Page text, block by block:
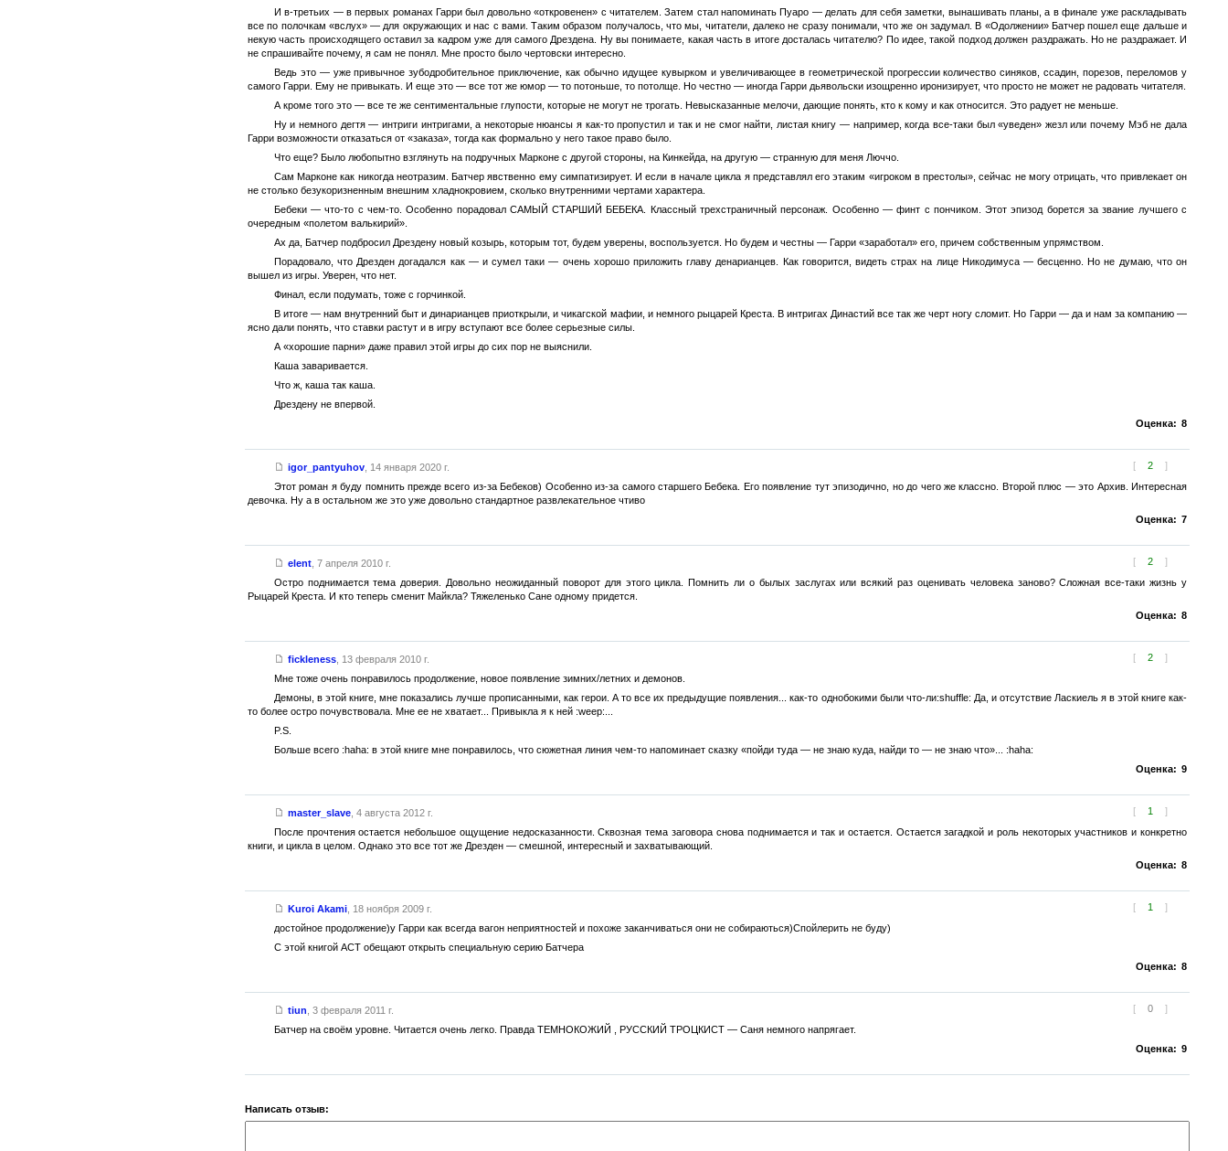
И в-третьих — в первых романах Гарри был довольно «откровенен» с читателем. Затем стал напоминать Пуаро — делать для себя заметки, вынашивать планы, а в финале уже раскладывать
все по полочкам «вслух» — для окружающих и нас с вами. Таким образом получалось, что мы, читатели, далеко не сразу понимали, что же он задумал. В «Одолжении» Батчер пошел еще дальше и
некую часть происходящего оставил за кадром уже для самого Дрездена. Ну вы понимаете, какая часть в итоге досталась читателю? По идее, такой подход должен раздражать. Но не раздражает. И
не спрашивайте почему, я сам не понял. Мне просто было чертовски интересно.
Ведь это — уже привычное зубодробительное приключение, как обычно идущее кувырком и увеличивающее в геометрической прогрессии количество синяков, ссадин, порезов, переломов у
самого Гарри. Ему не привыкать. И еще это — все тот же юмор — то потоньше, то потолще. Но честно — иногда Гарри дьявольски изощренно иронизирует, что просто не может не радовать читателя.
А кроме того это — все те же сентиментальные глупости, которые не могут не трогать. Невысказанные мелочи, дающие понять, кто к кому и как относится. Это радует не меньше.
Ну и немного дегтя — интриги интригами, а некоторые нюансы я как-то пропустил и так и не смог найти, листая книгу — например, когда все-таки был «уведен» жезл или почему Мэб не дала
Гарри возможности отказаться от «заказа», тогда как формально у него такое право было.
Что еще? Было любопытно взглянуть на подручных Марконе с другой стороны, на Кинкейда, на другую — странную для меня Люччо.
Сам Марконе как никогда неотразим. Батчер явственно ему симпатизирует. И если в начале цикла я представлял его этаким «игроком в престолы», сейчас не могу отрицать, что привлекает он
не столько безукоризненным внешним хладнокровием, сколько внутренними чертами характера.
Бебеки — что-то с чем-то. Особенно порадовал САМЫЙ СТАРШИЙ БЕБЕКА. Классный трехстраничный персонаж. Особенно — финт с пончиком. Этот эпизод борется за звание лучшего с
очередным «полетом валькирий».
Ах да, Батчер подбросил Дрездену новый козырь, которым тот, будем уверены, воспользуется. Но будем и честны — Гарри «заработал» его, причем собственным упрямством.
Порадовало, что Дрезден догадался как — и сумел таки — очень хорошо приложить главу денарианцев. Как говорится, видеть страх на лице Никодимуса — бесценно. Но не думаю, что он
вышел из игры. Уверен, что нет.
Финал, если подумать, тоже с горчинкой.
В итоге — нам внутренний быт и динарианцев приоткрыли, и чикагской мафии, и немного рыцарей Креста. В интригах Династий все так же черт ногу сломит. Но Гарри — да и нам за компанию —
ясно дали понять, что ставки растут и в игру вступают все более серьезные силы.
А «хорошие парни» даже правил этой игры до сих пор не выяснили.
Каша заваривается.
Что ж, каша так каша.
Дрездену не впервой.
Оценка: 8
[ 2 ]
igor_pantyuhov, 14 января 2020 г.
Этот роман я буду помнить прежде всего из-за Бебеков) Особенно из-за самого старшего Бебека. Его появление тут эпизодично, но до чего же классно. Второй плюс — это Архив. Интересная
девочка. Ну а в остальном же это уже довольно стандартное развлекательное чтиво
Оценка: 7
[ 2 ]
elent, 7 апреля 2010 г.
Остро поднимается тема доверия. Довольно неожиданный поворот для этого цикла. Помнить ли о былых заслугах или всякий раз оценивать человека заново? Сложная все-таки жизнь у
Рыцарей Креста. И кто теперь сменит Майкла? Тяжеленько Сане одному придется.
Оценка: 8
[ 2 ]
fickleness, 13 февраля 2010 г.
Мне тоже очень понравилось продолжение, новое появление зимних/летних и демонов.
Демоны, в этой книге, мне показались лучше прописанными, как герои. А то все их предыдущие появления... как-то однобокими были что-ли:shuffle: Да, и отсутствие Ласкиель я в этой книге как-
то более остро почувствовала. Мне ее не хватает... Привыкла я к ней :weep:...
P.S.
Больше всего :haha: в этой книге мне понравилось, что сюжетная линия чем-то напоминает сказку «пойди туда — не знаю куда, найди то — не знаю что»... :haha:
Оценка: 9
[ 1 ]
master_slave, 4 августа 2012 г.
После прочтения остается небольшое ощущение недосказанности. Сквозная тема заговора снова поднимается и так и остается. Остается загадкой и роль некоторых участников и конкретно
книги, и цикла в целом. Однако это все тот же Дрезден — смешной, интересный и захватывающий.
Оценка: 8
[ 1 ]
Kuroi Akami, 18 ноября 2009 г.
достойное продолжение)у Гарри как всегда вагон неприятностей и похоже заканчиваться они не собираються)Спойлерить не буду)
С этой книгой АСТ обещают открыть специальную серию Батчера
Оценка: 8
[ 0 ]
tiun 3 февраля 2011 г.
Батчер на своём уровне. Читается очень легко. Правда ТЕМНОКОЖИЙ , РУССКИЙ ТРОЦКИСТ — Саня немного напрягает.
Оценка: 9
Написать отзыв: